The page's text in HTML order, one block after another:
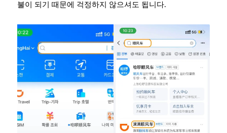
불이 되기 때문에 걱정하지 않으셔도 됩니다.